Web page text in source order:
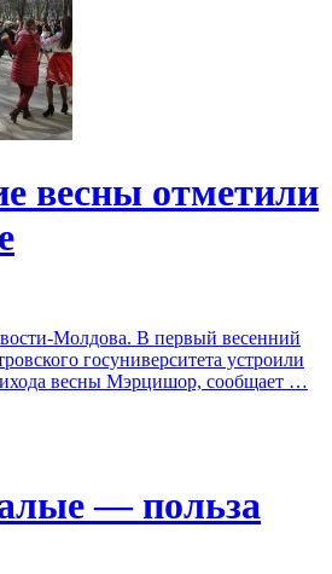
весны отметили
Молдова. В первый весенний
госуниверситета устроили
весны Мэрцишор, сообщает …
— польза